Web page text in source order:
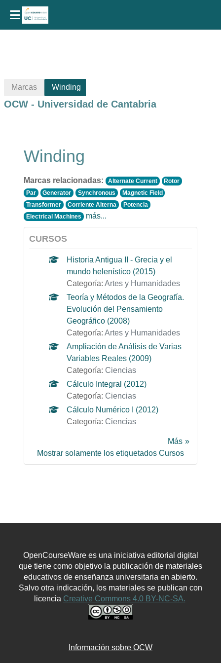
Marcas Winding
OCW - Universidad de Cantabria
Winding
Marcas relacionadas: Alternate Current
Rotor
Par
Generator Synchronous
Magnetic Field
Transformer
Corriente Alterna
Potencia
Electrical Machines
más...
CURSOS
Historia Antigua II - Grecia y el
mundo helenístico (2015)
Categoría: Artes y Humanidades
Teoría y Métodos de la Geografía.
Evolución del Pensamiento
Geográfico (2008)
Categoría: Artes y Humanidades
Ampliación de Análisis de Varias
Variables Reales (2009)
Categoría: Ciencias
Cálculo Integral (2012)
Categoría: Ciencias
Cálculo Numérico I (2012)
Categoría: Ciencias
Más
Mostrar solamente los etiquetados Cursos
OpenCourseWare es una iniciativa editorial digital
que tiene como objetivo la publicación de materiales
educativos de enseñanza universitaria en abierto.
Salvo otra indicación, los materiales se publican con
licencia Creative Commons 4.0 BY-NC-SA.
Información sobre OCW